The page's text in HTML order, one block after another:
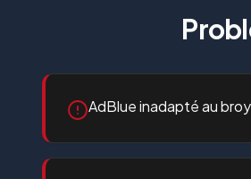
AdBlue inadapté au